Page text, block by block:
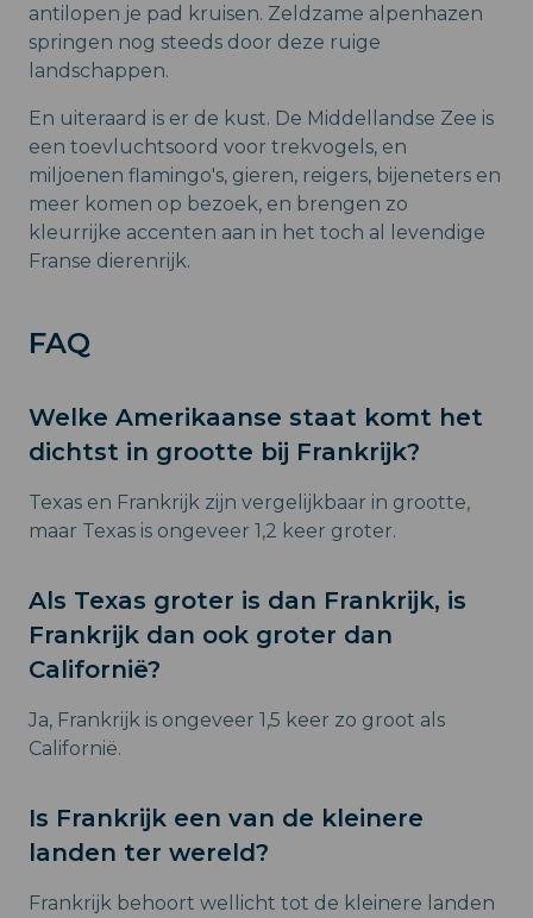
antilopen je pad kruisen. Zeldzame alpenhazen
springen nog steeds door deze ruige
landschappen.
En uiteraard is er de kust. De Middellandse Zee is
een toevluchtsoord voor trekvogels, en
miljoenen flamingo's, gieren, reigers, bijeneters en
meer komen op bezoek, en brengen zo
kleurrijke accenten aan in het toch al levendige
Franse dierenrijk.
FAQ
Welke Amerikaanse staat komt het
dichtst in grootte bij Frankrijk?
Texas en Frankrijk zijn vergelijkbaar in grootte,
maar Texas is ongeveer 1,2 keer groter.
Als Texas groter is dan Frankrijk, is
Frankrijk dan ook groter dan
Californië?
Ja, Frankrijk is ongeveer 1,5 keer zo groot als
Californië.
Is Frankrijk een van de kleinere
landen ter wereld?
Frankrijk behoort wellicht tot de kleinere landen